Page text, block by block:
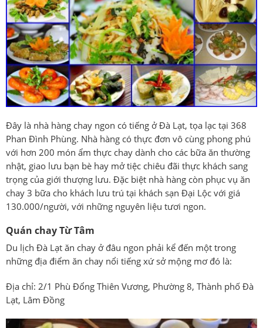
Đây là nhà hàng chay ngon có tiếng ở Đà Lạt, tọa lạc tại 368
Phan Đình Phùng. Nhà hàng có thực đơn vô cùng phong phú
với hơn 200 món ẩm thực chay dành cho các bữa ăn thường
nhật, giao lưu bạn bè hay mở tiệc chiêu đãi thực khách sang
trọng của giới thượng lưu. Đặc biệt nhà hàng còn phục vụ ăn
chay 3 bữa cho khách lưu trú tại khách sạn Đại Lộc với giá
130.000/người, với những nguyên liệu tươi ngon.
Quán chay Từ Tâm
Du lịch Đà Lạt ăn chay ở đâu ngon phải kể đến một trong
những địa điểm ăn chay nổi tiếng xứ sở mộng mơ đó là:
Địa chỉ: 2/1 Phù Đổng Thiên Vương, Phường 8, Thành phố Đà
Lạt, Lâm Đồng